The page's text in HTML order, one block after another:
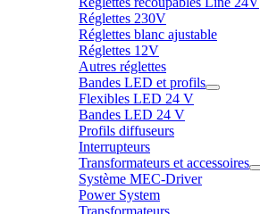
Réglettes 230V
Réglettes blanc ajustable
Réglettes 12V
Autres réglettes
Bandes LED et profils
Flexibles LED 24 V
Bandes LED 24 V
Profils diffuseurs
Interrupteurs
Transformateurs et accessoires
Système MEC-Driver
Power System
Transformateurs